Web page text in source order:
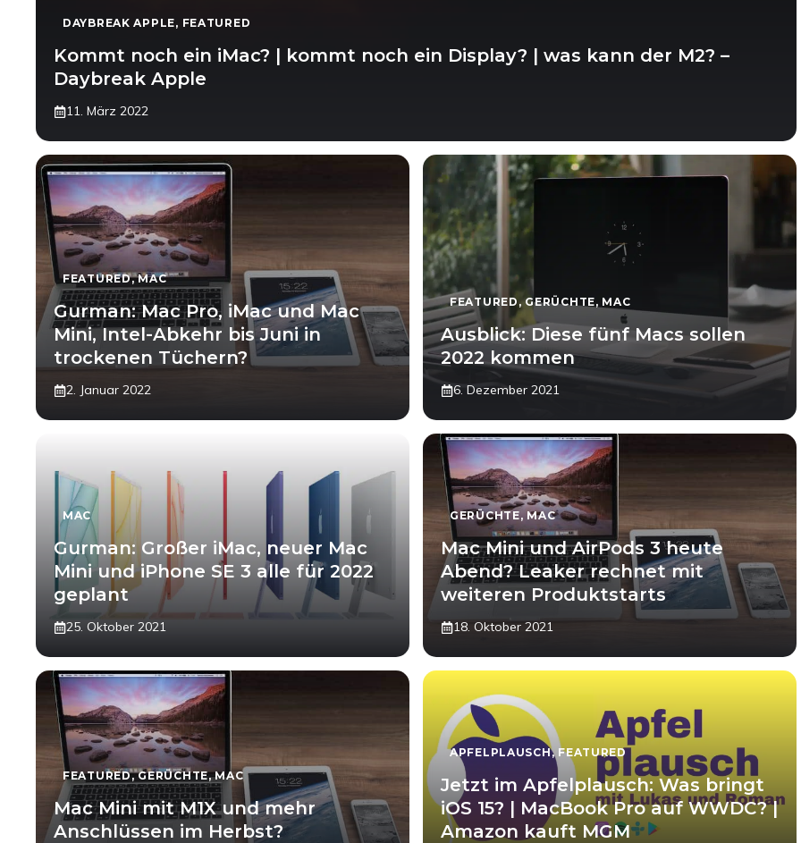
DAYBREAK APPLE, FEATURED
Kommt noch ein iMac? | kommt noch ein Display? | was kann der M2? –
Daybreak Apple
11. März 2022
FEATURED,MAC
Gurman: Mac Pro, iMac und Mac
Mini, Intel-Abkehr bis Juni in
trockenen Tüchern?
2. Januar 2022
FEATURED ,GERÜCHTE, MAC
Ausblick: Diese fünf Macs sollen
2022 kommen
6. Dezember 2021
MAC
Gurman: Großer iMac, neuer Mac
Mini und iPhone SE 3 alle für 2022
geplant
25. Oktober 2021
GERÜCHTE, MAC
Mac Mini und AirPods 3 heute
Abend? Leaker rechnet mit
weiteren Produktstarts
18. Oktober 2021
FEATURED,GERÜCHTE,MAC
Mac Mini mit M1X und mehr
Anschlüssen im Herbst?
APFELPLAUSCH, FEATURED
Jetzt im Apfelplausch: Was bringt
iOS 15? | MacBook Pro auf WWDC? |
Amazon kauft MGM